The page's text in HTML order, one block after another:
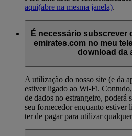
aqui(abre na mesma janela).
É necessário subscrever
emirates.com no meu
download da
A utilização do nosso site (e da
estiver ligado ao Wi-Fi.
de dados no estrangeiro, poderá
seu fornecedor enquanto estiver
ter de pagar para utilizar